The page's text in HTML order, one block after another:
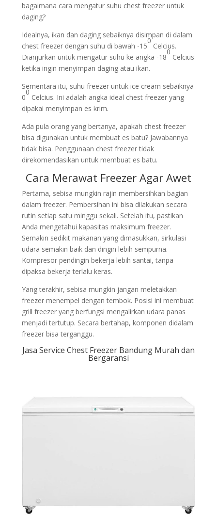
bagaimana cara mengatur suhu chest freezer untuk
daging?
Idealnya, ikan dan daging sebaiknya disimpan di dalam
chest freezer dengan suhu di bawah -15
0
Celcius.
Dianjurkan untuk mengatur suhu ke angka -18
0
Celcius
ketika ingin menyimpan daging atau ikan.
Sementara itu, suhu freezer untuk ice cream sebaiknya
0
0
Celcius. Ini adalah angka ideal chest freezer yang
dipakai menyimpan es krim.
Ada pula orang yang bertanya, apakah chest freezer
bisa digunakan untuk membuat es batu? Jawabannya
tidak bisa. Penggunaan chest freezer tidak
direkomendasikan untuk membuat es batu.
Cara Merawat Freezer Agar Awet
Pertama, sebisa mungkin rajin membersihkan bagian
dalam freezer. Pembersihan ini bisa dilakukan secara
rutin setiap satu minggu sekali. Setelah itu, pastikan
Anda mengetahui kapasitas maksimum freezer.
Semakin sedikit makanan yang dimasukkan, sirkulasi
udara semakin baik dan dingin lebih sempurna.
Kompresor pendingin bekerja lebih santai, tanpa
dipaksa bekerja terlalu keras.
Yang terakhir, sebisa mungkin jangan meletakkan
freezer menempel dengan tembok. Posisi ini membuat
grill freezer yang berfungsi mengalirkan udara panas
menjadi tertutup. Secara bertahap, komponen didalam
freezer bisa terganggu.
Jasa Service Chest Freezer Bandung Murah dan
Bergaransi